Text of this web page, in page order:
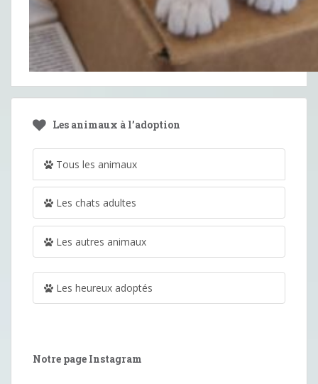
Les animaux à l’adoption
Tous les animaux
Les chats adultes
Les autres animaux
Les heureux adoptés
Notre page Instagram